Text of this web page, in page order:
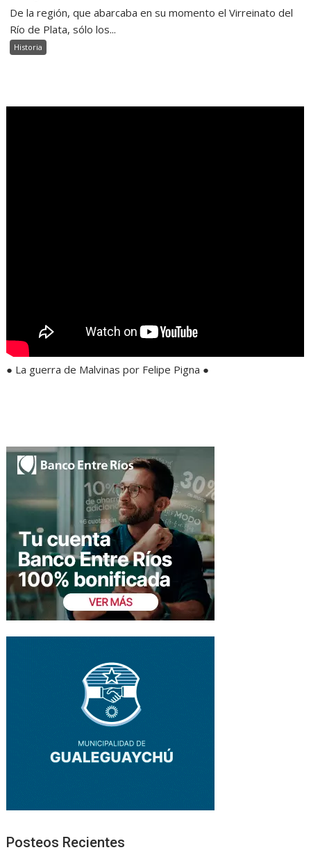
De la región, que abarcaba en su momento el Virreinato del
Río de Plata, sólo los...
Historia
● La guerra de Malvinas por Felipe Pigna ●
Posteos Recientes